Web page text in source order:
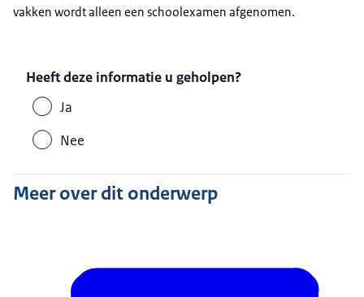
vakken wordt alleen een schoolexamen afgenomen.
Heeft deze informatie u geholpen?
Ja
Nee
Meer over dit onderwerp